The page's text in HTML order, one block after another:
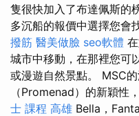
隻很快加入了布達佩斯的
多沉船的報價中選擇您會
撥筋 醫美做臉 seo軟體
城市中移動，在那裡您可
或漫遊自然景點。 MSC
（Promenad）的新穎性
士 課程 高雄 Bella，